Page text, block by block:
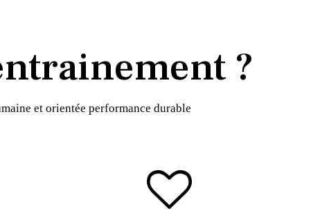
?
et orientée performance durable